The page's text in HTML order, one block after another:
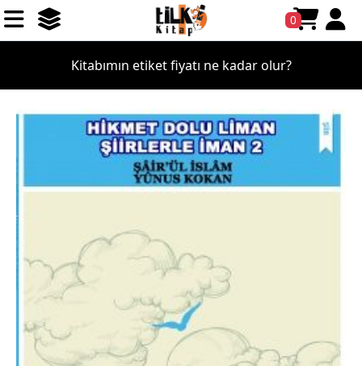
0
Kitap fuarlarına katılıyor musunuz?